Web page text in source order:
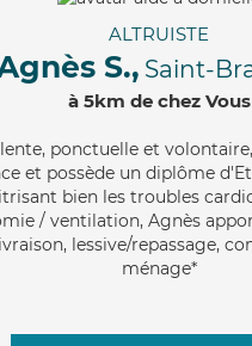
ALTRUISTE
S., Saint-
à 5km de chez Vous
, ponctuelle et
et possède un diplôme
bien les troubles
/ ventilation, Agnès
lessive/repassage,
ménage*